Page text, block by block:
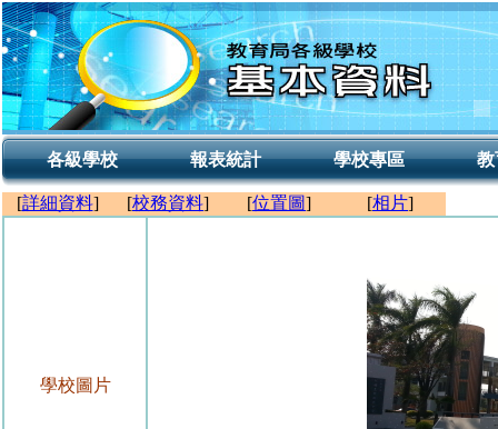
各級學校 報表統計 學校專區 教
[詳細資料] [校務資料] [位置圖] [相片]
學校圖片